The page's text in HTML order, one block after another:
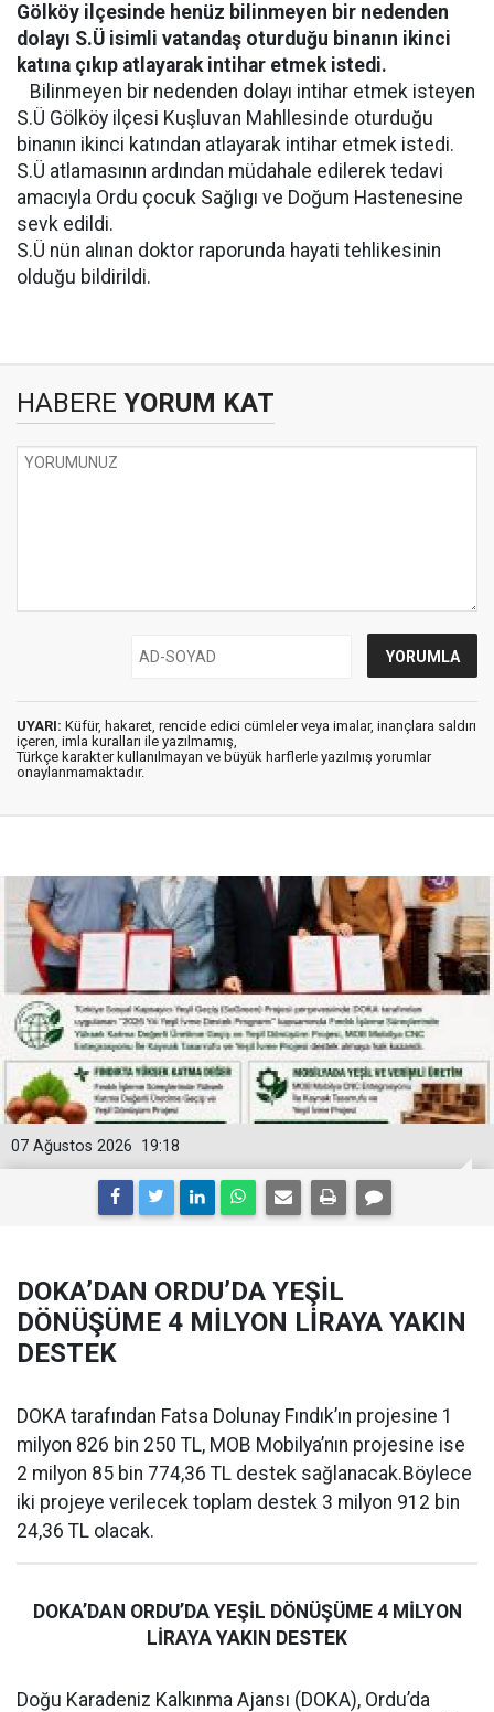
Gölköy ilçesinde henüz bilinmeyen bir nedenden
dolayı S.Ü isimli vatandaş oturduğu binanın ikinci
katına çıkıp atlayarak intihar etmek istedi.
Bilinmeyen bir nedenden dolayı intihar etmek isteyen
S.Ü Gölköy ilçesi Kuşluvan Mahllesinde oturduğu
binanın ikinci katından atlayarak intihar etmek istedi.
S.Ü atlamasının ardından müdahale edilerek tedavi
amacıyla Ordu çocuk Sağlıgı ve Doğum Hastenesine
sevk edildi.
S.Ü nün alınan doktor raporunda hayati tehlikesinin
olduğu bildirildi.
HABERE YORUM KAT
UYARI: Küfür, hakaret, rencide edici cümleler veya imalar, inançlara saldırı
içeren, imla kuralları ile yazılmamış,
Türkçe karakter kullanılmayan ve büyük harflerle yazılmış yorumlar
onaylanmamaktadır.
19:18
07 Ağustos 2026
DOKA’DAN ORDU’DA YEŞİL
DÖNÜŞÜME 4 MİLYON LİRAYA YAKIN
DESTEK
DOKA tarafından Fatsa Dolunay Fındık’ın projesine 1
milyon 826 bin 250 TL, MOB Mobilya’nın projesine ise
2 milyon 85 bin 774,36 TL destek sağlanacak.Böylece
iki projeye verilecek toplam destek 3 milyon 912 bin
24,36 TL olacak.
DOKA’DAN ORDU’DA YEŞİL DÖNÜŞÜME 4 MİLYON
LİRAYA YAKIN DESTEK
Doğu Karadeniz Kalkınma Ajansı (DOKA), Ordu’da